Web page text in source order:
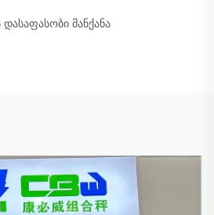
მანქანა